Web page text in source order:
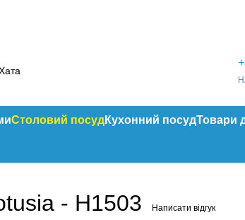
Столовий посудКухонний посудТовари
- H1503 Написати відгук